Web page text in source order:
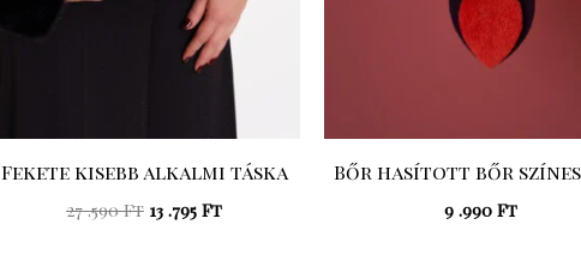
Fekete kisebb alkalmi táska
27 .590Ft 13 .795 Ft
Bőr hasított bőr
9 .990 Ft